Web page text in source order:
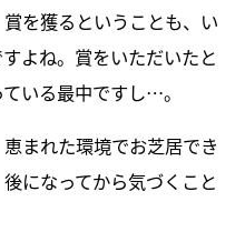
を獲るということも、い
よね。賞をいただいたと
いる最中ですし…。
まれた環境でお芝居でき
になってから気づくこと